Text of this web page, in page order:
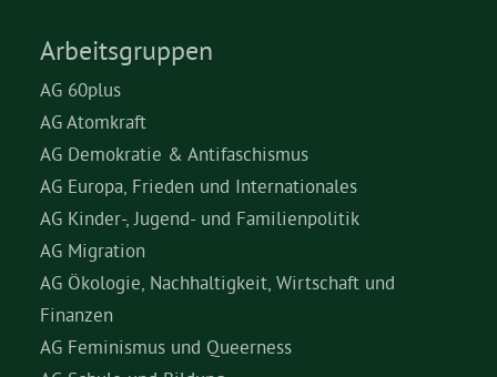
Arbeitsgruppen
AG 60plus
AG Atomkraft
AG Demokratie & Antifaschismus
AG Europa, Frieden und Internationales
AG Kinder-, Jugend- und Familienpolitik
AG Migration
AG Ökologie, Nachhaltigkeit, Wirtschaft und
Finanzen
AG Feminismus und Queerness